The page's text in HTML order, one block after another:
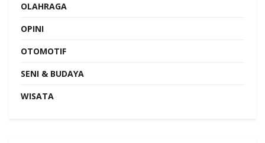
OLAHRAGA
OPINI
OTOMOTIF
SENI & BUDAYA
WISATA